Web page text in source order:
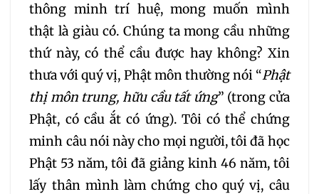
328 329 330
331 332 333
334 335 336
337 338
340 342
thông minh trí huệ, mong muốn mình
thật là giàu có. Chúng ta mong cầu những
thứ này, có thể cầu được hay không? Xin
thưa với quý vị, Phật môn thường nói “Phật
thị môn trung, hữu cầu tất ứng” (trong cửa
Phật, có cầu ắt có ứng). Tôi có thể chứng
minh câu nói này cho mọi người, tôi đã học
Phật 53 năm, tôi đã giảng kinh 46 năm, tôi
lấy thân mình làm chứng cho quý vị, câu